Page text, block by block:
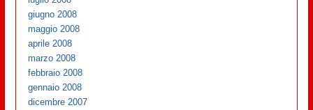
giugno 2008
maggio 2008
aprile 2008
marzo 2008
febbraio 2008
gennaio 2008
dicembre 2007